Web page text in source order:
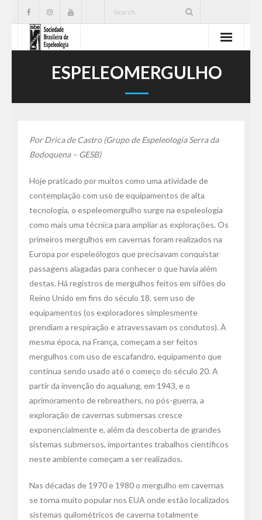
Notícias
Serviços
CNC
ESPELEOMERGULHO
Por Drica de Castro (Grupo de Espeleologia Serra da
Bodoquena – GESB)
Hoje praticado por muitos como uma atividade de
contemplação com uso de equipamentos de alta
tecnologia, o espeleomergulho surge na espeleologia
como mais uma técnica para ampliar as explorações. Os
primeiros mergulhos em cavernas foram realizados na
Europa por espeleólogos que precisavam conquistar
passagens alagadas para conhecer o que havia além
destas. Há registros de mergulhos feitos em sifões do
Reino Unido em fins do século 18, sem uso de
equipamentos (os exploradores simplesmente
prendiam a respiração e atravessavam os condutos). À
mesma época, na França, começam a ser feitos
mergulhos com uso de escafandro, equipamento que
continua sendo usado até o começo do século 20. A
partir da invenção do aqualung, em 1943, e o
aprimoramento de rebreathers, no pós-guerra, a
exploração de cavernas submersas cresce
exponencialmente e, além da descoberta de grandes
sistemas submersos, importantes trabalhos científicos
neste ambiente começam a ser realizados.
Nas décadas de 1970 e 1980 o mergulho em cavernas
se torna muito popular nos EUA onde estão localizados
sistemas quilométricos de caverna totalmente